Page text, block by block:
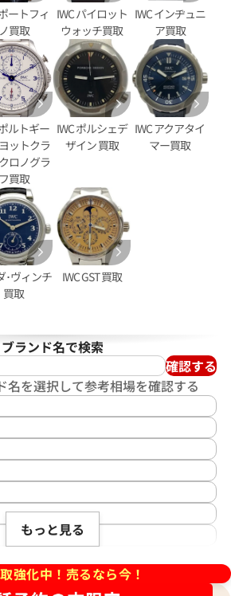
格です
IWC ポートフィノ クロノグラ
IW391005
参考買取価格
406,000 円
※2023年4月9日時点の参考買
ラン
です
IWC ポートフィノ 2009-001
参考買取価格
※2025年11月9日時点の参考
ートフィ
ノ買取
IWC パイロット
ウォッチ買取
IWC インヂュニ
ア買取
ルトギー
ットクラ
ロノグラ
フ買取
IWC ポルシェデ
ザイン 買取
IWC アクアタイ
マー買取
･ヴィンチ
買取
IWC GST 買取
ブランド名で検索
確認する
名を選択して参考相場を確認する
ル)
ン
もっと見る
強化中！売るなら今！